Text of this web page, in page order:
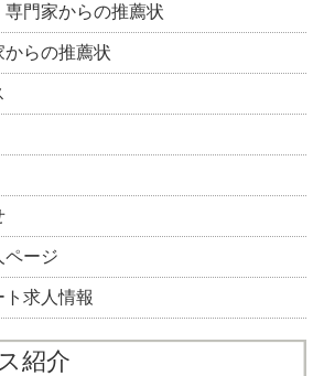
専門家からの推薦状
らの推薦状
ページ
求人情報
紹介